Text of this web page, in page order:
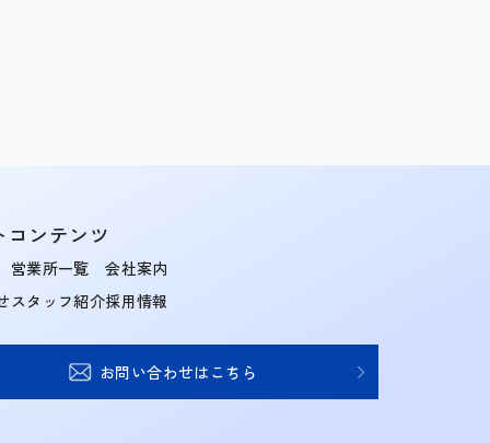
コンテンツ
営業所一覧
スタッフ紹介
会社案内
採用情報
お問い合わせはこちら